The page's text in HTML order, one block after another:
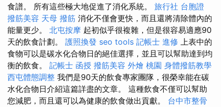
食譜。 所有這些極大地促進了消化系統。 旅行社 台胞證
撥筋美容 天母 撥筋 消化不僅會更快，而且還將清除體內的
能量更少。 北屯按摩 起初似乎很複雜，但是很容易適應90
天的飲食計劃。 護照換發 seo tools 記帳士 進修 上表中的
食物可以是碳水化合物日的絕佳選擇，並且可以幫助達到均
衡的飲食。 記帳士 函授 撥筋美容 外燴 桃園 身體撥筋教學
西屯體態調整 我們是90天的飲食專家團隊，很榮幸能在碳
水化合物日介紹這篇詳盡的文章。 這種飲食不僅可以幫助
您減肥，而且還可以為健康的飲食做出貢獻。 台中市整骨